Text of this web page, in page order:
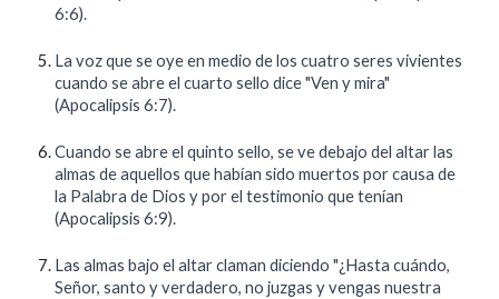
6:6).
La voz que se oye en medio de los cuatro seres vivientes
cuando se abre el cuarto sello dice "Ven y mira"
(Apocalipsis 6:7).
Cuando se abre el quinto sello, se ve debajo del altar las
almas de aquellos que habían sido muertos por causa de
la Palabra de Dios y por el testimonio que tenían
(Apocalipsis 6:9).
Las almas bajo el altar claman diciendo "¿Hasta cuándo,
Señor, santo y verdadero, no juzgas y vengas nuestra